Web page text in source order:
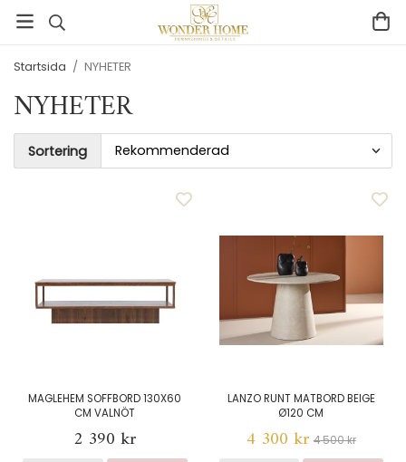
Startsida / NYHETER
NYHETER
Sortering
MAGLEHEM SOFFBORD 130X60
CM VALNÖT
2 390 kr
LANZO RUNT MATBORD BEIGE
Ø120 CM
4 300 kr 4 500 kr